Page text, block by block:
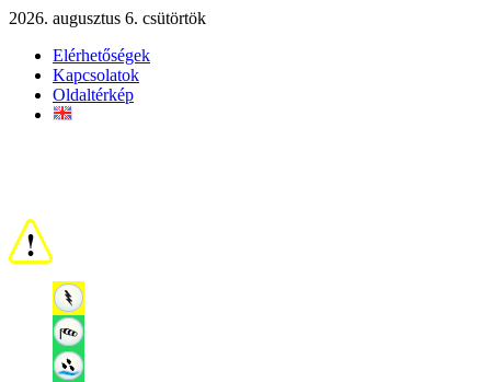
2026. augusztus 6. csütörtök
Elérhetőségek
Kapcsolatok
Oldaltérkép